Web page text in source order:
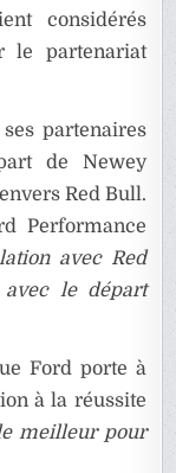
considérés
le partenariat
partenaires
de Newey
Red Bull.
Performance
avec Red
le départ
Ford porte à
à la réussite
meilleur pour